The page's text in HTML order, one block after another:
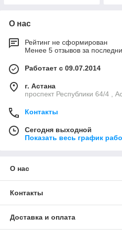
О нас
Рейтинг не сформирован
Менее 5 отзывов за
Работает с 09.07.2014
г. Астана
проспект Республики 64/4 ,
Контакты
Сегодня выходной
Показать весь график
О нас
Контакты
Доставка и оплата